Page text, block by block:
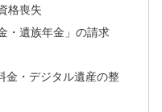
格喪失
・遺族年金」の請求
金・デジタル遺産の整